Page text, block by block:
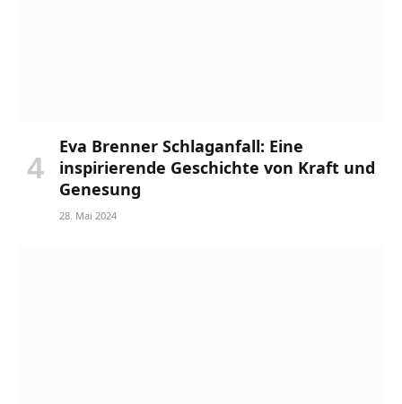
Eva Brenner Schlaganfall: Eine
inspirierende Geschichte von Kraft und
Genesung
28. Mai 2024